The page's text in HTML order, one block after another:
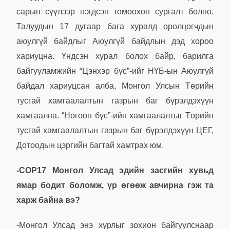
сарын сүүлээр нэгдсэн томоохон сургалт болно.
Талуудын 17 дугаар бага хуралд оролцогчдын
аюулгүй байдлыг Аюулгүй байдлын дэд хороо
хариуцна. Үндсэн хурал болох байр, барилга
байгууламжийн “Цэнхэр бүс”-ийг НҮБ-ын Аюулгүй
байдал хариуцсан алба, Монгол Улсын Төрийн
тусгай хамгаалалтын газрын баг бүрэлдэхүүн
хамгаална. “Ногоон бүс”-ийн хамгаалалтыг Төрийн
тусгай хамгаалалтын газрын баг бүрэлдэхүүн ЦЕГ,
Дотоодын цэргийн багтай хамтрах юм.
-COP17 Монгол Улсад эдийн засгийн хувьд
ямар бодит боломж, үр өгөөж авчирна гэж та
харж байна вэ?
-Монгол Улсад энэ хурлыг зохион байгуулснаар